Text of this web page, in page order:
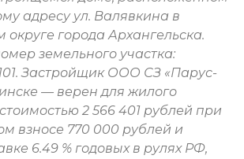
адресу ул. Валявкина в
города Архангельска.
земельного участка:
Застройщик ООО СЗ «Парус-
— верен для жилого
2 566 401 рублей при
взносе 770 000 рублей и
6.49 % годовых в рулях РФ,